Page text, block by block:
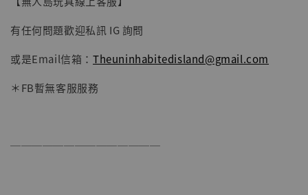
有任何問題歡迎私訊 IG 詢問
或是Email信箱： Theuninhabitedisland@gmail.com
＊FB暫無客服服務
──────────────